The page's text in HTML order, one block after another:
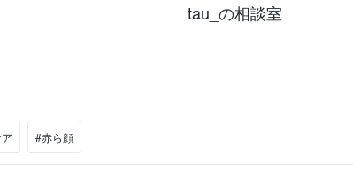
相談室
#赤ら顔